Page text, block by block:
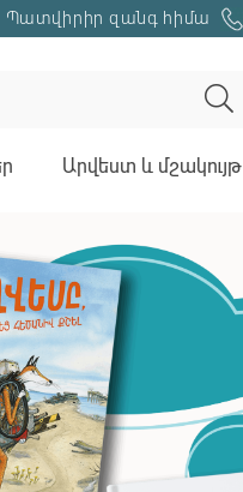
Պատվիրիր զանգ հիմա
Արվեստ և մշակույթ